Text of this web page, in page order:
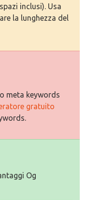
inclusi). Usa
la lunghezza del
meta keywords
gratuito
Og